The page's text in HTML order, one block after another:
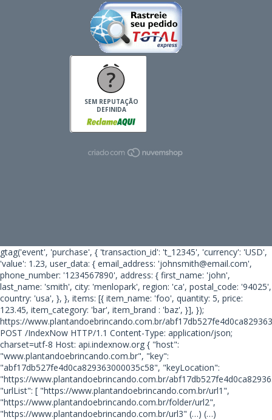
SEM REPUTAÇÃO
DEFINIDA
gtag('event', 'purchase', { 'transaction_id': 't_12345', 'currency': 'USD',
'value': 1.23, user_data: { email_address: 'johnsmith@email.com',
phone_number: '1234567890', address: { first_name: 'john',
last_name: 'smith', city: 'menlopark', region: 'ca', postal_code: '94025',
country: 'usa', }, }, items: [{ item_name: 'foo', quantity: 5, price:
123.45, item_category: 'bar', item_brand : 'baz', }], });
https://www.plantandoebrincando.com.br/
POST /IndexNow HTTP/1.1 Content-Type: application/json;
charset=utf-8 Host: api.indexnow.org { "host":
"www.plantandoebrincando.com.br", "key":
"abf17db527fe4d0ca829363000035c58", "keyLocation":
"https://www.plantandoebrincando.com.br/
"urlList": [ "https://www.plantandoebrincando.com.br/url1",
"https://www.plantandoebrincando.com.br/folder/url2",
"https://www.plantandoebrincando.com.br/url3" (…) (…)